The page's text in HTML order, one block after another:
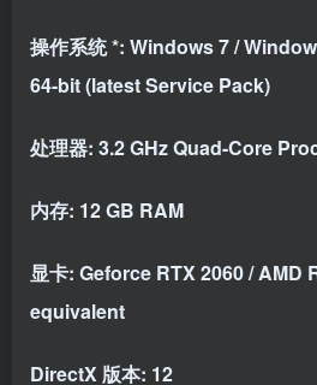
操作系统 *: Windows 7 /
64-bit (latest Service Pack)
处理器: 3.2 GHz Quad-Core
内存: 12 GB RAM
显卡: Geforce RTX 2060 / AMD
equivalent
DirectX 版本: 12